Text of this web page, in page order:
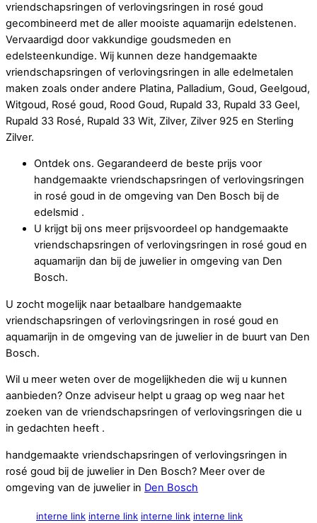
vriendschapsringen of verlovingsringen in rosé goud
gecombineerd met de aller mooiste aquamarijn edelstenen.
Vervaardigd door vakkundige goudsmeden en
edelsteenkundige. Wij kunnen deze handgemaakte
vriendschapsringen of verlovingsringen in alle edelmetalen
maken zoals onder andere Platina, Palladium, Goud, Geelgoud,
Witgoud, Rosé goud, Rood Goud, Rupald 33, Rupald 33 Geel,
Rupald 33 Rosé, Rupald 33 Wit, Zilver, Zilver 925 en Sterling
Zilver.
Ontdek ons. Gegarandeerd de beste prijs voor
handgemaakte vriendschapsringen of verlovingsringen
in rosé goud in de omgeving van Den Bosch bij de
edelsmid .
U krijgt bij ons meer prijsvoordeel op handgemaakte
vriendschapsringen of verlovingsringen in rosé goud en
aquamarijn dan bij de juwelier in omgeving van Den
Bosch.
U zocht mogelijk naar betaalbare handgemaakte
vriendschapsringen of verlovingsringen in rosé goud en
aquamarijn in de omgeving van de juwelier in de buurt van Den
Bosch.
Wil u meer weten over de mogelijkheden die wij u kunnen
aanbieden? Onze adviseur helpt u graag op weg naar het
zoeken van de vriendschapsringen of verlovingsringen die u
in gedachten heeft .
handgemaakte vriendschapsringen of verlovingsringen in
rosé goud bij de juwelier in Den Bosch? Meer over de
omgeving van de juwelier in Den Bosch
interne link interne link interne link interne link